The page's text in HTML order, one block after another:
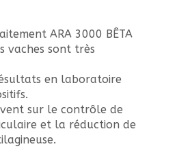
ARA 3000 BÊTA
vaches sont très
en laboratoire
sur le contrôle de
et la réduction de